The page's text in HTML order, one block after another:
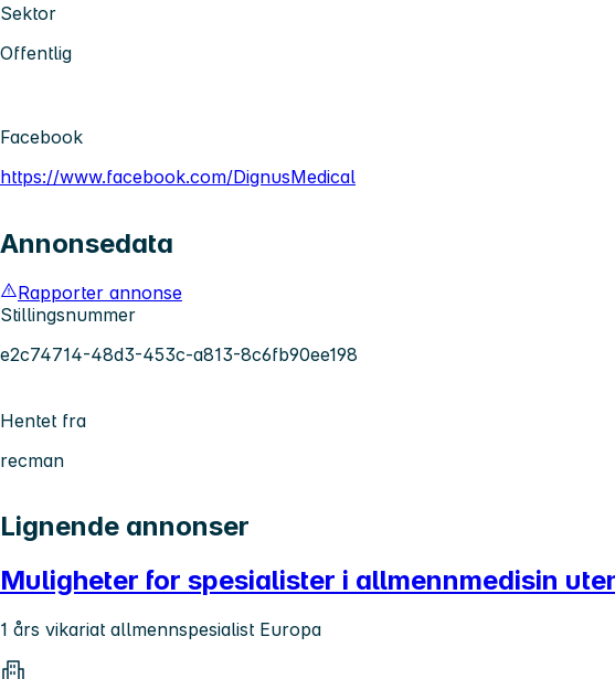
Sektor
Offentlig
Facebook
https://www.facebook.com/DignusMedical
Annonsedata
Rapporter annonse
Stillingsnummer
e2c74714-48d3-453c-a813-8c6fb90ee198
Hentet fra
recman
Lignende annonser
Muligheter for spesialister i allmennmedisin
1 års vikariat allmennspesialist Europa